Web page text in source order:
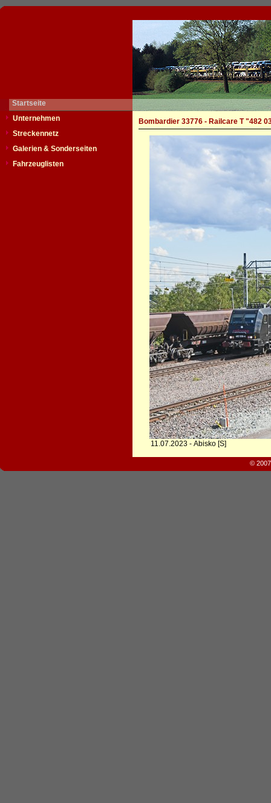
Startseite
Unternehmen
Streckennetz
Galerien & Sonderseiten
Fahrzeuglisten
Bombardier 33776 - Railcare T "482
11.07.2023 - Abisko [S]
©